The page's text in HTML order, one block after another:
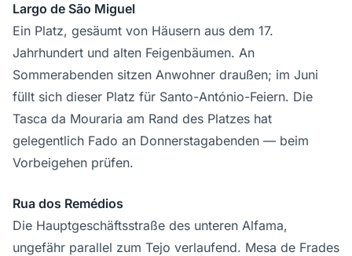
Largo de São Miguel
Ein Platz, gesäumt von Häusern aus dem 17.
Jahrhundert und alten Feigenbäumen. An
Sommerabenden sitzen Anwohner draußen; im Juni
füllt sich dieser Platz für Santo-António-Feiern. Die
Tasca da Mouraria am Rand des Platzes hat
gelegentlich Fado an Donnerstagabenden — beim
Vorbeigehen prüfen.
Rua dos Remédios
Die Hauptgeschäftsstraße des unteren Alfama,
ungefähr parallel zum Tejo verlaufend. Mesa de Frades